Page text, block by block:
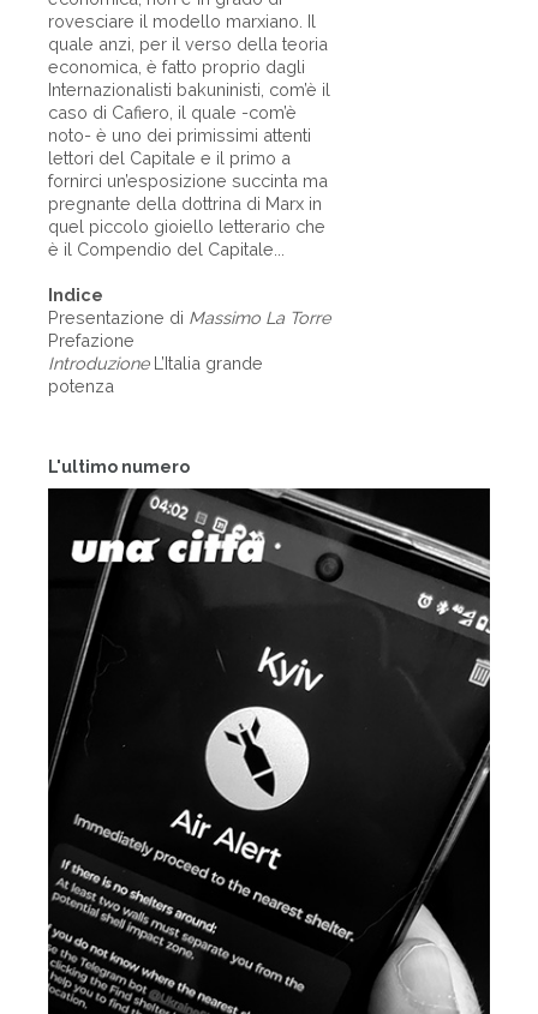
L'ultimo numero
rovesciare il modello marxiano. Il
quale anzi, per il verso della teoria
economica, è fatto proprio dagli
Internazionalisti bakuninisti, com’è il
caso di Cafiero, il quale -com’è
noto- è uno dei primissimi attenti
lettori del Capitale e il primo a
fornirci un’esposizione succinta ma
pregnante della dottrina di Marx in
quel piccolo gioiello letterario che
è il Compendio del Capitale...
Indice
Presentazione di Massimo La Torre
Prefazione
IntroduzioneL’Italia grande
potenza